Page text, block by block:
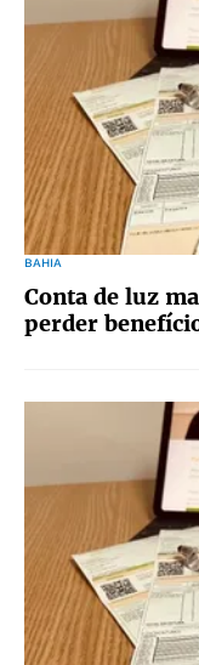
BAHIA
Conta de luz
perder